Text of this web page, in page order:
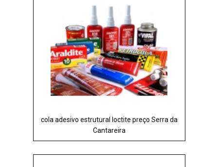
cola adesivo estrutural loctite preço Serra da
Cantareira